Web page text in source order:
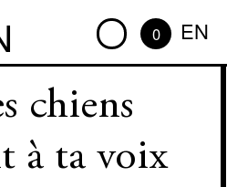
0 EN
chiens
à ta voix